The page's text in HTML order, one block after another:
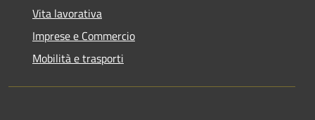
Vita lavorativa
Imprese e Commercio
Mobilità e trasporti